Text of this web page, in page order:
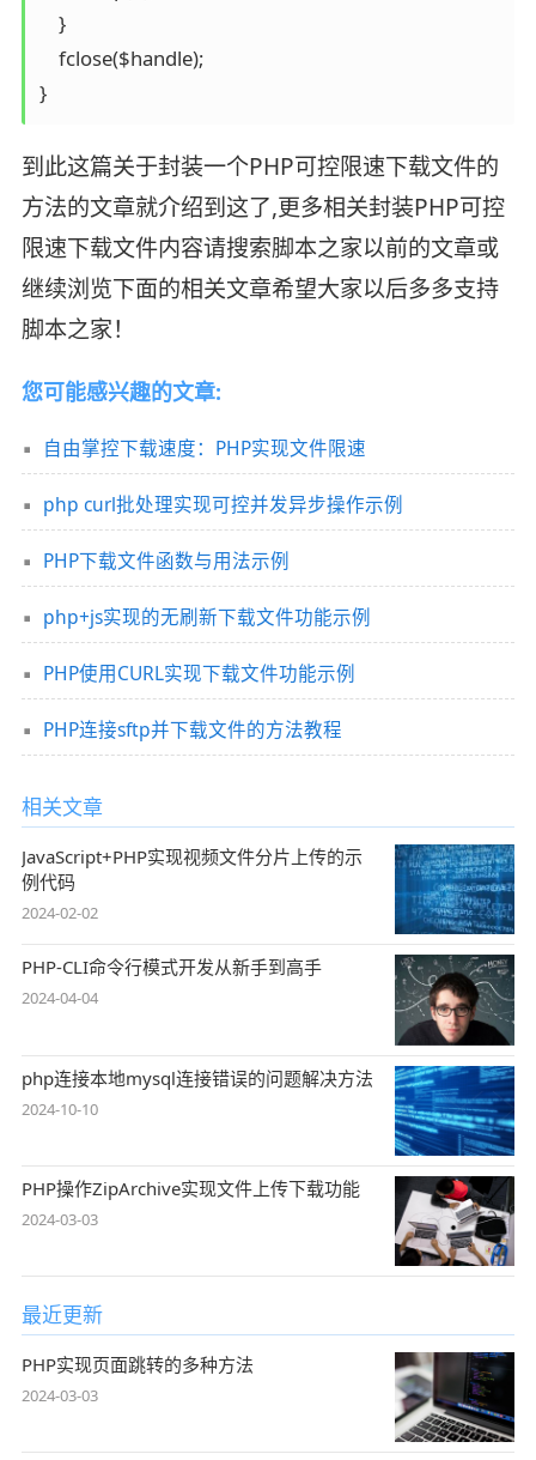
    }
    fclose($handle);
}
到此这篇关于封装一个PHP可控限速下载文件的
方法的文章就介绍到这了,更多相关封装PHP可控
限速下载文件内容请搜索脚本之家以前的文章或
继续浏览下面的相关文章希望大家以后多多支持
脚本之家！
您可能感兴趣的文章:
自由掌控下载速度：PHP实现文件限速
php curl批处理实现可控并发异步操作示例
PHP下载文件函数与用法示例
php+js实现的无刷新下载文件功能示例
PHP使用CURL实现下载文件功能示例
PHP连接sftp并下载文件的方法教程
相关文章
JavaScript+PHP实现视频文件分片上传的示
例代码
2024-02-02
PHP-CLI命令行模式开发从新手到高手
2024-04-04
php连接本地mysql连接错误的问题解决方法
2024-10-10
PHP操作ZipArchive实现文件上传下载功能
2024-03-03
最近更新
PHP实现页面跳转的多种方法
2024-03-03